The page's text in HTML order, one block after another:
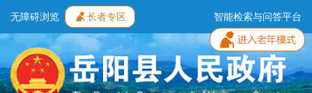
无障碍浏览 长者专区 智能检索与问答平台